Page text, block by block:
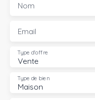
Nom
Email
Vente
Type d'offre
Maison
Type de bien